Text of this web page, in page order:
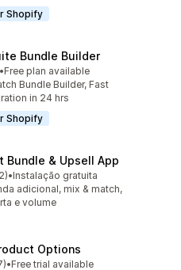
Shopify
Bundle Builder
avaliações
•Free plan available
Bundle Builder, Fast
in 24 hrs
Shopify
Bundle & Upsell App
avaliações
•Instalação gratuita
adicional, mix & match,
e volume
Options
•Free trial available